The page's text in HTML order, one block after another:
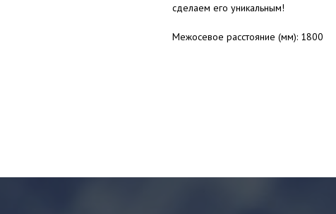
сделаем его уникальным!
Межосевое расстояние (мм): 1800